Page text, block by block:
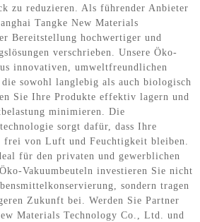
zu reduzieren. Als führender Anbieter
Tangke New Materials
Bereitstellung hochwertiger und
verschrieben. Unsere Öko-
innovativen, umweltfreundlichen
sowohl langlebig als auch biologisch
Sie Ihre Produkte effektiv lagern und
minimieren. Die
sorgt dafür, dass Ihre
frei von Luft und Feuchtigkeit bleiben.
für den privaten und gewerblichen
Vakuumbeuteln investieren Sie nicht
sondern tragen
Zukunft bei. Werden Sie Partner
Materials Technology Co., Ltd. und